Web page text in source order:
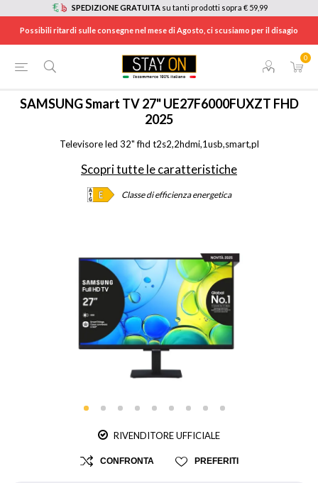
SPEDIZIONE GRATUITA su tanti prodotti sopra € 59,99
Possibili ritardi sulle consegne nel mese di Agosto, ci scusiamo per il disagio
0
HOME TV E HOME CINEMA / TV / TV LED UE27F6000FUXZT
SAMSUNGSmart TV 27" UE27F6000FUXZT FHD
2025
Televisore led 32" fhd t2s2,2hdmi,1usb,smart,pl
Scopri tutte le caratteristiche
Classe di efficienza energetica
RIVENDITORE UFFICIALE
CONFRONTA PREFERITI